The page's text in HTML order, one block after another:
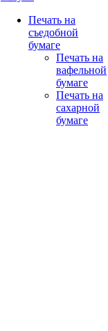
Печать на
съедобной
бумаге
Печать на
вафельной
бумаге
Печать на
сахарной
бумаге